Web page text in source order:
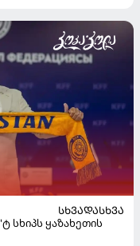
ᲡᲮᲕᲐᲓᲐᲡᲮᲕᲐ
სხიპს ყაზახეთის